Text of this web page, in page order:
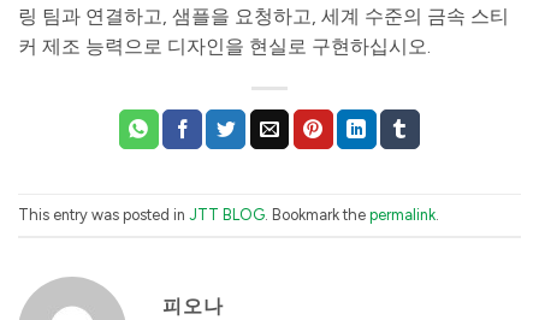
링 팀과 연결하고, 샘플을 요청하고, 세계 수준의 금속 스티
커 제조 능력으로 디자인을 현실로 구현하십시오.
This entry was posted in JTT BLOG . Bookmark the permalink
피오나